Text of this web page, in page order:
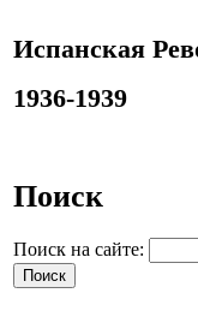
Испанская
1936-1939
Поиск
Поиск на сайте: